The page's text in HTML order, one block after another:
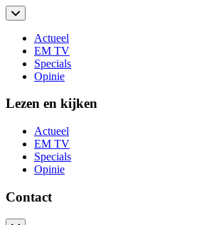
Actueel
EM TV
Specials
Opinie
Lezen en kijken
Actueel
EM TV
Specials
Opinie
Contact